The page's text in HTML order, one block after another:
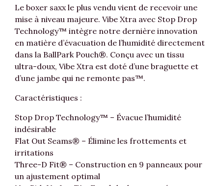
Le boxer saxx le plus vendu vient de recevoir une
mise à niveau majeure. Vibe Xtra avec Stop Drop
Technology™ intègre notre dernière innovation
en matière d’évacuation de l’humidité directement
dans la BallPark Pouch®. Conçu avec un tissu
ultra-doux, Vibe Xtra est doté d’une braguette et
d’une jambe qui ne remonte pas™.
Caractéristiques :
Stop Drop Technology™ – Évacue l’humidité
indésirable
Flat Out Seams® – Élimine les frottements et
irritations
Three-D Fit® – Construction en 9 panneaux pour
un ajustement optimal